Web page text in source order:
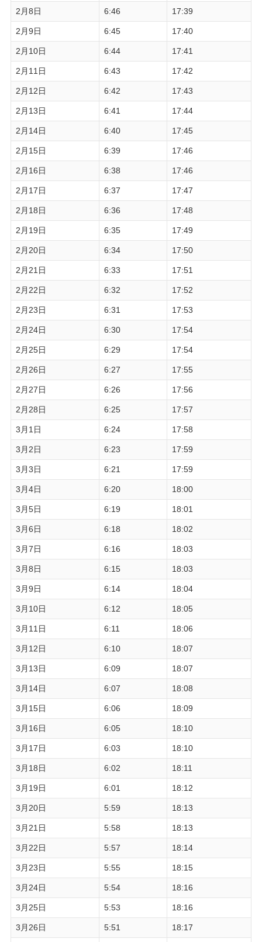
2月8日 6:46 17:39
2月9日 6:45 17:40
2月10日 6:44 17:41
2月11日 6:43 17:42
2月12日 6:42 17:43
2月13日 6:41 17:44
2月14日 6:40 17:45
2月15日 6:39 17:46
2月16日 6:38 17:46
2月17日 6:37 17:47
2月18日 6:36 17:48
2月19日 6:35 17:49
2月20日 6:34 17:50
2月21日 6:33 17:51
2月22日 6:32 17:52
2月23日 6:31 17:53
2月24日 6:30 17:54
2月25日 6:29 17:54
2月26日 6:27 17:55
2月27日 6:26 17:56
2月28日 6:25 17:57
3月1日 6:24 17:58
3月2日 6:23 17:59
3月3日 6:21 17:59
3月4日 6:20 18:00
3月5日 6:19 18:01
3月6日 6:18 18:02
3月7日 6:16 18:03
3月8日 6:15 18:03
3月9日 6:14 18:04
3月10日 6:12 18:05
3月11日 6:11 18:06
3月12日 6:10 18:07
3月13日 6:09 18:07
3月14日 6:07 18:08
3月15日 6:06 18:09
3月16日 6:05 18:10
3月17日 6:03 18:10
3月18日 6:02 18:11
3月19日 6:01 18:12
3月20日 5:59 18:13
3月21日 5:58 18:13
3月22日 5:57 18:14
3月23日 5:55 18:15
3月24日 5:54 18:16
3月25日 5:53 18:16
3月26日 5:51 18:17